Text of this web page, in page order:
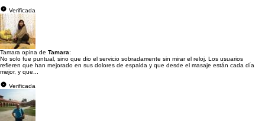
Verificada
Tamara opina de Tamara:
No solo fue puntual, sino que dio el servicio sobradamente sin mirar el reloj. Los usuarios
refieren que han mejorado en sus dolores de espalda y que desde el masaje están cada día
mejor, y que...
Verificada